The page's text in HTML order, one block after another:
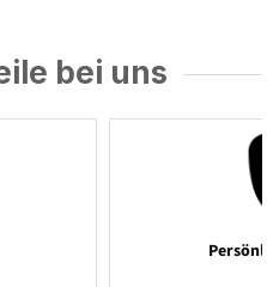
bei uns